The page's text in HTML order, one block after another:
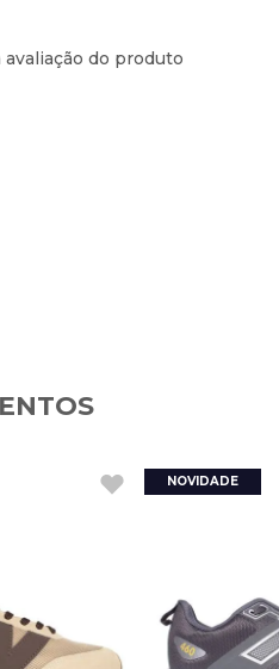
avaliação do produto